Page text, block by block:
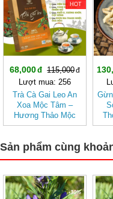
HOT
68,000
115,000
Lượt mua: 256
Trà Cà Gai Leo An
Xoa Mộc Tâm –
Hương Thảo Mộc
Cho Ngày Thư Thái
Sản phẩm cùng
-30%